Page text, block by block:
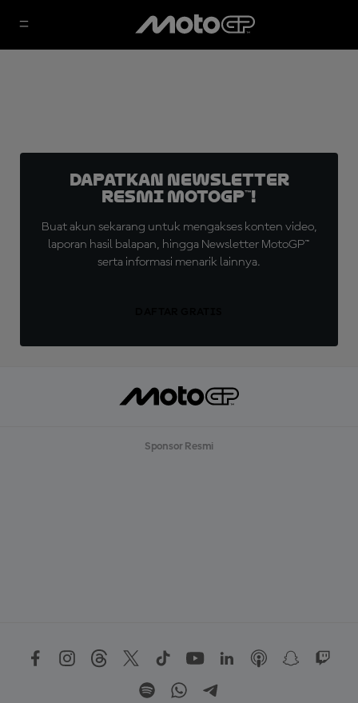
Dapatkan Newsletter
Resmi MotoGP™!
Buat akun sekarang untuk mengakses konten video,
laporan hasil balapan, hingga Newsletter MotoGP™
serta informasi menarik lainnya.
Sponsor Resmi